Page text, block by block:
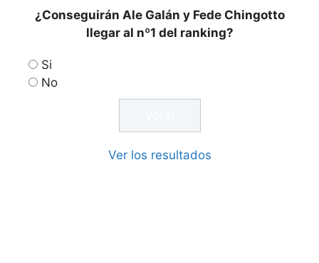
¿Conseguirán Ale Galán y Fede Chingotto
llegar al nº1 del ranking?
Si
No
Ver los resultados